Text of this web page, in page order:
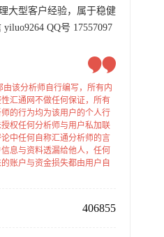
大型客户经验，属于稳健
QQ号 17557097
由该分析师自行编写，所有内
汇通网不做任何保证，所有
的行为均为该用户的个人行
权任何分析师与用户私加联
中任何自称汇通分析师的言
息与资料透漏给他人，任何
账户与资金损失都由用户自
406855